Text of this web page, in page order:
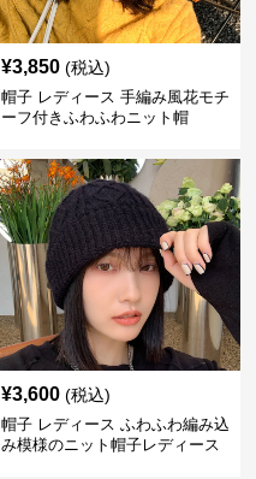
¥3,850 (税込)
帽子 レディース 手編み風花モチ
ーフ付きふわふわニット帽
¥3,600 (税込)
帽子 レディース ふわふわ編み込
み模様のニット帽子レディース